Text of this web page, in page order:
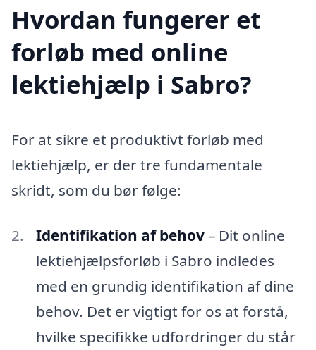
Hvordan fungerer et
forløb med online
lektiehjælp i Sabro?
For at sikre et produktivt forløb med
lektiehjælp, er der tre fundamentale
skridt, som du bør følge:
Identifikation af behov– Dit online
lektiehjælpsforløb i Sabro indledes
med en grundig identifikation af dine
behov. Det er vigtigt for os at forstå,
hvilke specifikke udfordringer du står